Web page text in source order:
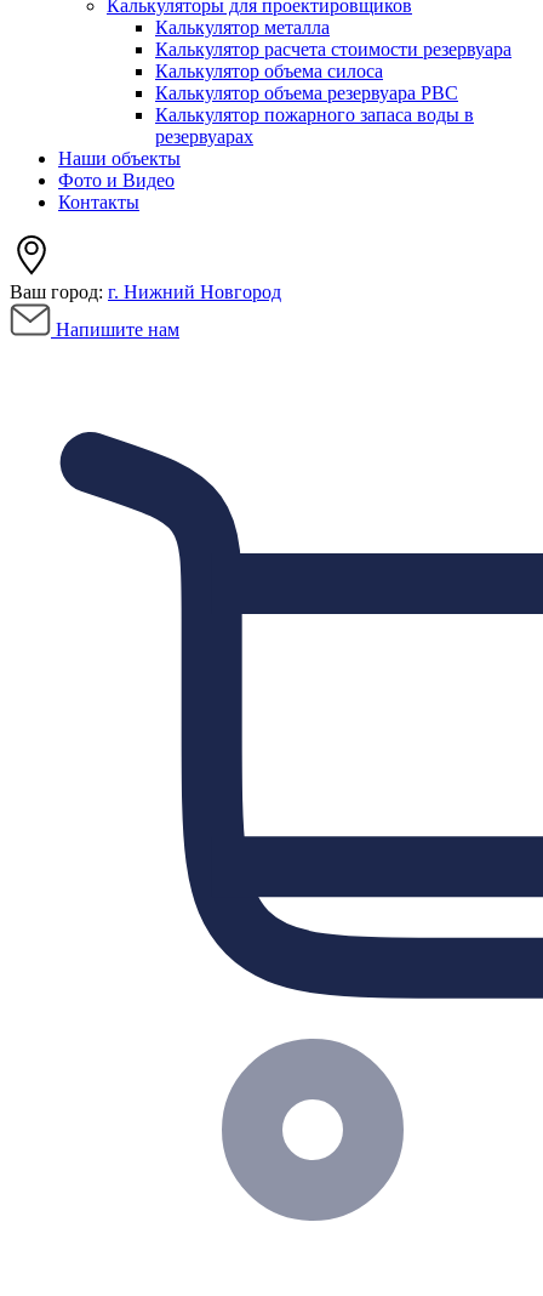
Калькуляторы для проектировщиков
Калькулятор металла
Калькулятор расчета стоимости резервуара
Калькулятор объема силоса
Калькулятор объема резервуара РВС
Калькулятор пожарного запаса воды в
резервуарах
Наши объекты
Фото и Видео
Контакты
Ваш город: г. Нижний Новгород
Напишите нам